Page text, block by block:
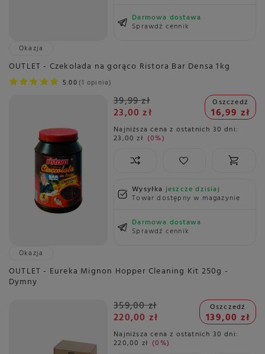
Darmowa dostawa
Sprawdź cennik
Okazja
OUTLET - Czekolada na gorąco Ristora Bar Densa 1kg
5.00 1 opinie
39,99 zł
23,00 zł
Oszczedź
16,99 zł
Najniższa cena z ostatnich 30 dni:
23,00 zł 0%
Wysyłkajeszcze dzisiaj
Towar dostępny w magazynie
Darmowa dostawa
Sprawdź cennik
Okazja
OUTLET - Eureka Mignon Hopper Cleaning Kit 250g -
Dymny
359,00 zł
220,00 zł
Oszczedź
139,00 zł
Najniższa cena z ostatnich 30 dni:
220,00 zł 0%